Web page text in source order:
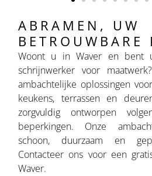
ABRAMEN, UW
BETROUWBARE
Woont u in Waver en bent
schrijnwerker voor
ambachtelijke oplossingen
keukens, terrassen en
zorgvuldig ontworpen
beperkingen. Onze
schoon, duurzaam en
Contacteer ons voor een
Waver.